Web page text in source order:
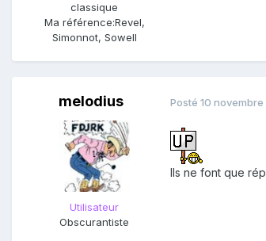
classique
Ma référence:Revel,
Simonnot, Sowell
melodius
Utilisateur
Obscurantiste
Posté 10
Ils ne font que